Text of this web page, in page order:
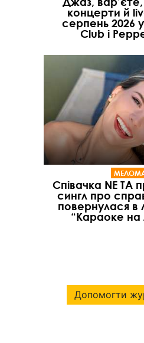
концерти й
серпень 2026
Club і
Співачка NE TA
сингл про
повернулася в
“Караоке на
Допомогти